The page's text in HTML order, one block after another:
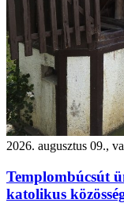
2026. augusztus 09.,
Templombúcsút
katolikus